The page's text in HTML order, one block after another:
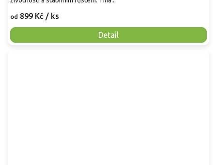
od 899 Kč / ks
Detail